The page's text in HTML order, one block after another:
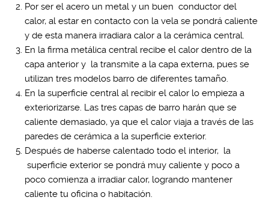
Por ser el acero un metal y un buen conductor del
calor, al estar en contacto con la vela se pondrá caliente
y de esta manera irradiara calor a la cerámica central.
En la firma metálica central recibe el calor dentro de la
capa anterior y la transmite a la capa externa, pues se
utilizan tres modelos barro de diferentes tamaño.
En la superficie central al recibir el calor lo empieza a
exteriorizarse. Las tres capas de barro harán que se
caliente demasiado, ya que el calor viaja a través de las
paredes de cerámica a la superficie exterior.
Después de haberse calentado todo el interior, la
superficie exterior se pondrá muy caliente y poco a
poco comienza a irradiar calor, logrando mantener
caliente tu oficina o habitación.